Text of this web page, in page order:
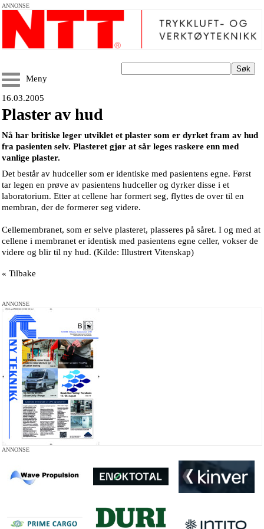
ANNONSE
Søk
Meny
16.03.2005
Plaster av hud
Nå har britiske leger utviklet et plaster som er dyrket fram av hud
fra pasienten selv. Plasteret gjør at sår leges raskere enn med
vanlige plaster.
Det består av hudceller som er identiske med pasientens egne. Først
tar legen en prøve av pasientens hudceller og dyrker disse i et
laboratorium. Etter at cellene har formert seg, flyttes de over til en
membran, der de formerer seg videre.
Cellemembranet, som er selve plasteret, plasseres på såret. I og med at
cellene i membranet er identisk med pasientens egne celler, vokser de
videre og blir til ny hud. (Kilde: Illustrert Vitenskap)
« Tilbake
ANNONSE
ANNONSE